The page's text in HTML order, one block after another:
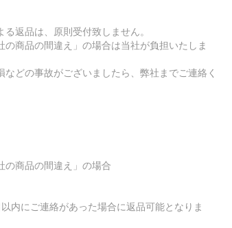
る返品は、原則受付致しません。
の商品の間違え」の場合は当社が負担いたしま
などの事故がございましたら、弊社までご連絡く
の商品の間違え」の場合
内にご連絡があった場合に返品可能となりま